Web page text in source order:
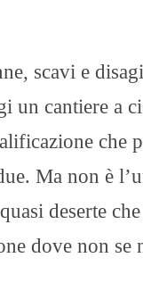
scavi e
un cantiere a
che
Ma non è
deserte
dove non se